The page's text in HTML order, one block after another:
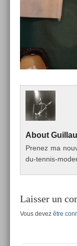
About
Pre­nez ma
du-tennis-
Laisser un
Vous devez être